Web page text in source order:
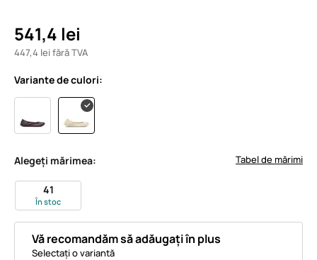
541,4 lei
447,4 lei fără TVA
Variante de culori:
Tabel de mărimi
Alegeți mărimea:
41
În stoc
Vă recomandăm să adăugați în plus
Selectați o variantă